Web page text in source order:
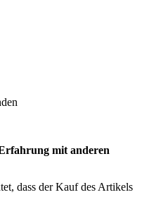
mit anderen
dass der Kauf des Artikels